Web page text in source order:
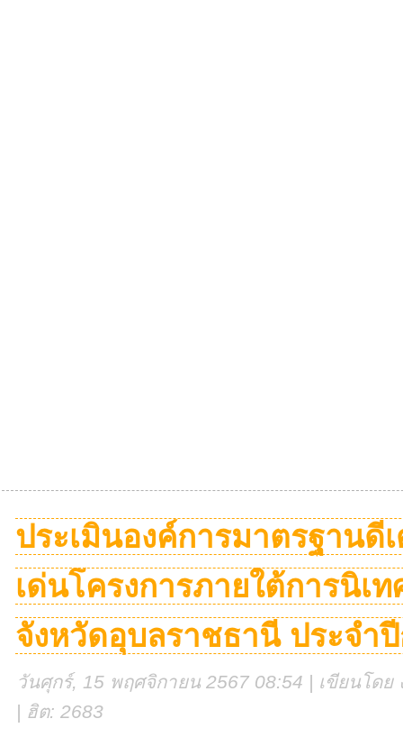
ประเมินองค์การมาตรฐานดี
เด่นโครงการภายใต้การนิเ
จังหวัดอุบลราชธานี ประจำ
วันศุกร์, 15 พฤศจิกายน 2567 08:54 | เขียนโด
| ฮิต: 2683